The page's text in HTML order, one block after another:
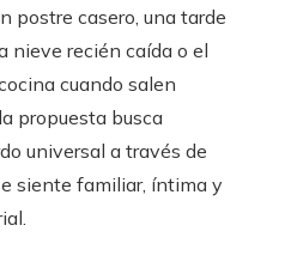
postre casero, una tarde
nieve recién caída o el
cuando salen
propuesta busca
universal a través de
siente familiar, íntima y